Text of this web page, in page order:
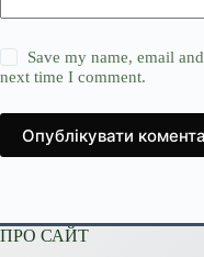
Save my name, email
next time I comment.
Опублікувати
ПРО САЙТ